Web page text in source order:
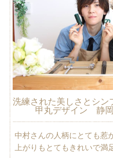
洗練された美しさとシン
甲丸デザイン 静
中村さんの人柄にとても惹
上がりもとてもきれいで満